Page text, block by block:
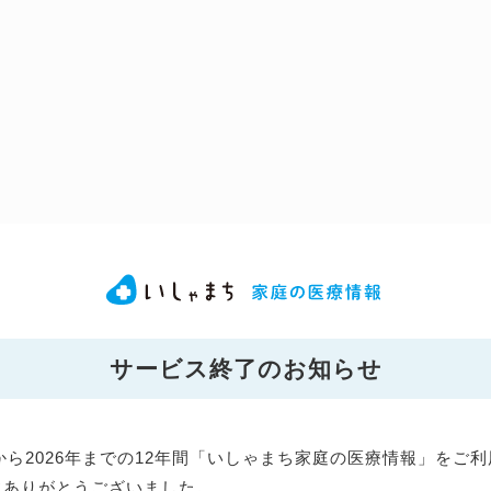
サービス終了のお知らせ
ら2026年までの12年間「いしゃまち家庭の医療情報」をご
りがとうございました。